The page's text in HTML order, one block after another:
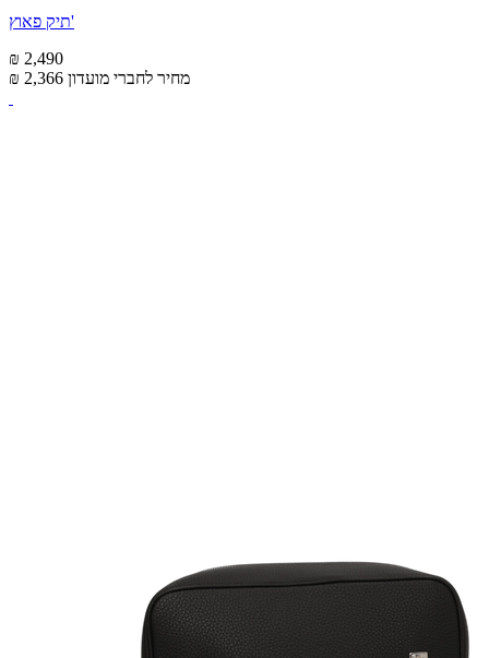
תיק פאוץ'
₪ 2,490
₪ 2,366 מחיר לחברי מועדון